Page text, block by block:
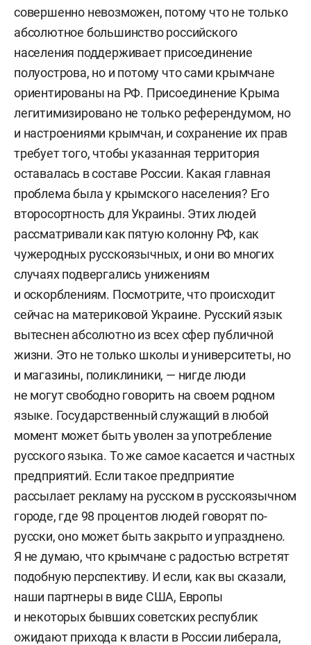
совершенно невозможен, потому что не только
абсолютное большинство российского
населения поддерживает присоединение
полуострова, но и потому что сами крымчане
ориентированы на РФ. Присоединение Крыма
легитимизировано не только референдумом, но
и настроениями крымчан, и сохранение их прав
требует того, чтобы указанная территория
оставалась в составе России. Какая главная
проблема была у крымского населения? Его
второсортность для Украины. Этих людей
рассматривали как пятую колонну РФ, как
чужеродных русскоязычных, и они во многих
случаях подвергались унижениям
и оскорблениям. Посмотрите, что происходит
сейчас на материковой Украине. Русский язык
вытеснен абсолютно из всех сфер публичной
жизни. Это не только школы и университеты, но
и магазины, поликлиники, — нигде люди
не могут свободно говорить на своем родном
языке. Государственный служащий в любой
момент может быть уволен за употребление
русского языка. То же самое касается и частных
предприятий. Если такое предприятие
рассылает рекламу на русском в русскоязычном
городе, где 98 процентов людей говорят по-
русски, оно может быть закрыто и упразднено.
Я не думаю, что крымчане с радостью встретят
подобную перспективу. И если, как вы сказали,
наши партнеры в виде США, Европы
и некоторых бывших советских республик
ожидают прихода к власти в России либерала,